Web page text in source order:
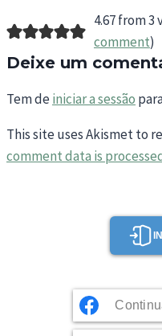
4.67 from 3
comment)
Deixe um
Tem deiniciar a sessão
This site uses Akismet to
comment data is